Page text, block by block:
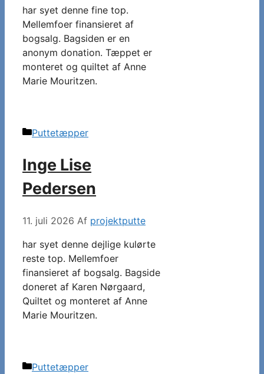
har syet denne fine top.
Mellemfoer finansieret af
bogsalg. Bagsiden er en
anonym donation. Tæppet er
monteret og quiltet af Anne
Marie Mouritzen.
Kategorier
Puttetæpper
Inge Lise
Pedersen
11. juli 2026 Af projektputte
har syet denne dejlige kulørte
reste top. Mellemfoer
finansieret af bogsalg. Bagside
doneret af Karen Nørgaard,
Quiltet og monteret af Anne
Marie Mouritzen.
Kategorier
Puttetæpper